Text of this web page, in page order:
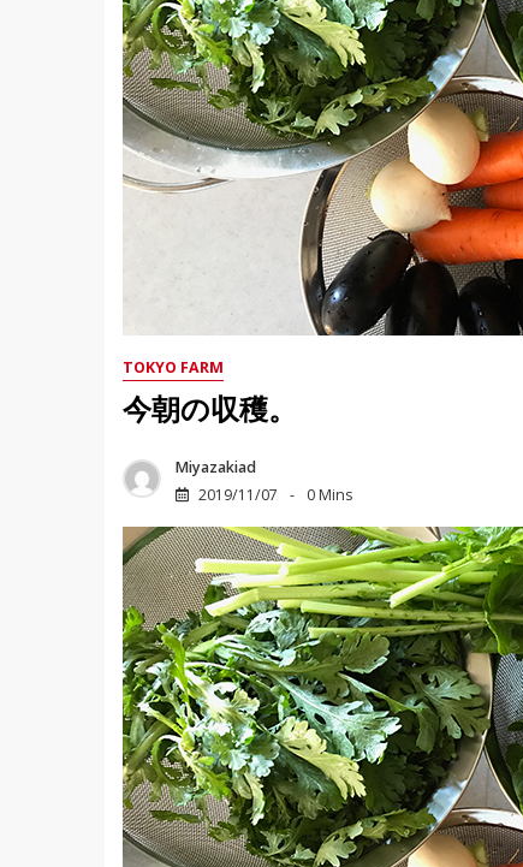
TOKYO FARM
今朝の収穫。
Miyazakiad
2019/11/07
0 Mins